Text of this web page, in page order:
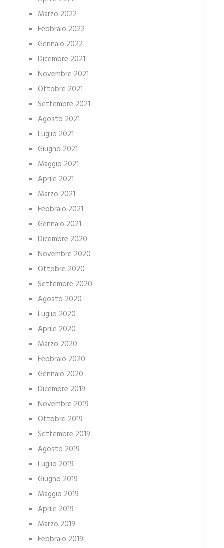
Marzo 2022
Febbraio 2022
Gennaio 2022
Dicembre 2021
Novembre 2021
Ottobre 2021
Settembre 2021
Agosto 2021
Luglio 2021
Giugno 2021
Maggio 2021
Aprile 2021
Marzo 2021
Febbraio 2021
Gennaio 2021
Dicembre 2020
Novembre 2020
Ottobre 2020
Settembre 2020
Agosto 2020
Luglio 2020
Aprile 2020
Marzo 2020
Febbraio 2020
Gennaio 2020
Dicembre 2019
Novembre 2019
Ottobre 2019
Settembre 2019
Agosto 2019
Luglio 2019
Giugno 2019
Maggio 2019
Aprile 2019
Marzo 2019
Febbraio 2019